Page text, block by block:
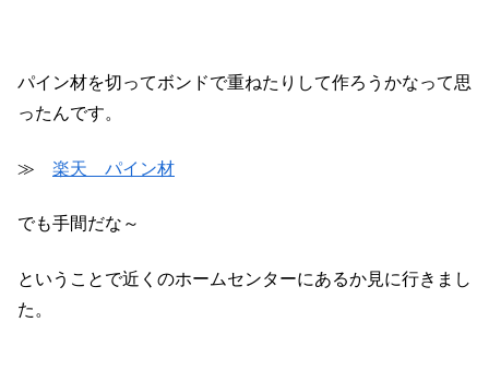
パイン材を切ってボンドで重ねたりして作ろうかなって思
ったんです。
≫ 楽天 パイン材
でも手間だな～
ということで近くのホームセンターにあるか見に行きまし
た。